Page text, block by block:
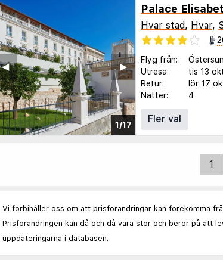
1/17
▶︎
◀︎
Palace
Hvar stad, Hvar,
Flyg från:
Utresa:
tis 13
Retur:
lör 17
Nätter:
4
Fler val
1
Vi förbihåller oss om att prisförändringar kan förekomma
Prisförändringen kan då och då vara stor och beror på att
uppdateringarna i databasen.